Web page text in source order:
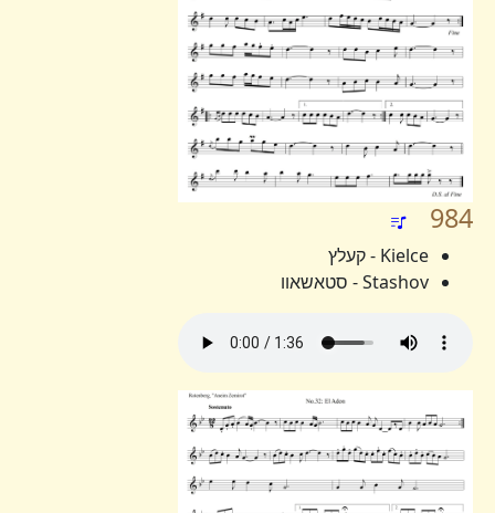
984
Kielce - קעלץ
Stashov - סטאשאוו